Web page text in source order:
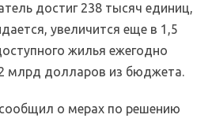
достиг 238 тысяч единиц,
увеличится еще в 1,5
жилья ежегодно
млрд долларов из бюджета.
о мерах по решению